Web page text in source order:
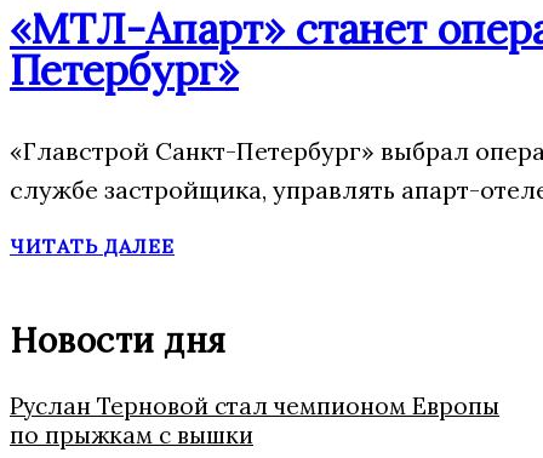
«МТЛ-Апарт» станет
Петербург»
«Главстрой Санкт-Петербург» выбрал
службе застройщика, управлять апарт-
ЧИТАТЬ ДАЛЕЕ
Новости дня
Руслан Терновой стал чемпионом Европы
по прыжкам с вышки